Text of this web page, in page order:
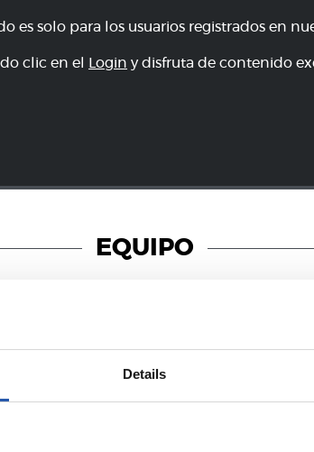
Details
es solo para los usuarios registrados en
clic en el Login y disfruta de contenido
EQUIPO
08/07/2026